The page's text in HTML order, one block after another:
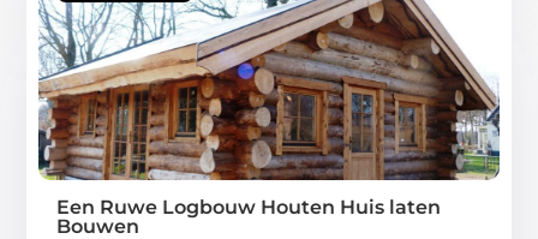
Een Ruwe Logbouw Houten Huis laten
Bouwen